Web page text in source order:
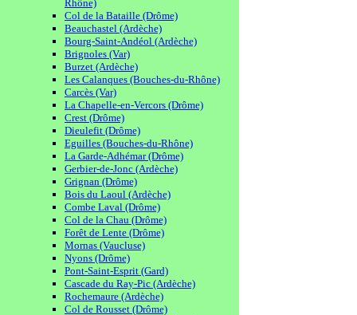
Rhône)
Col de la Bataille (Drôme)
Beauchastel (Ardèche)
Bourg-Saint-Andéol (Ardèche)
Brignoles (Var)
Burzet (Ardèche)
Les Calanques (Bouches-du-Rhône)
Carcès (Var)
La Chapelle-en-Vercors (Drôme)
Crest (Drôme)
Dieulefit (Drôme)
Eguilles (Bouches-du-Rhône)
La Garde-Adhémar (Drôme)
Gerbier-de-Jonc (Ardèche)
Grignan (Drôme)
Bois du Laoul (Ardèche)
Combe Laval (Drôme)
Col de la Chau (Drôme)
Forêt de Lente (Drôme)
Mornas (Vaucluse)
Nyons (Drôme)
Pont-Saint-Esprit (Gard)
Cascade du Ray-Pic (Ardèche)
Rochemaure (Ardèche)
Col de Rousset (Drôme)